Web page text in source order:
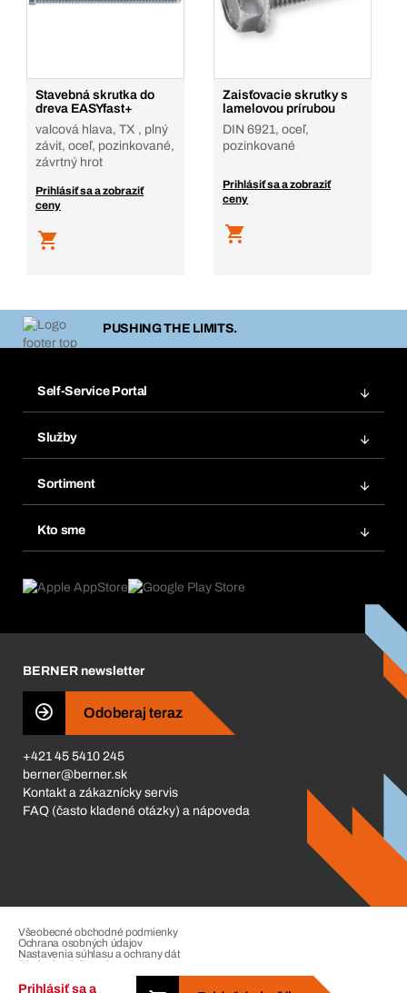
Prihlásiť sa a
Stavebná skrutka do
dreva EASYfast+
valcová hlava, TX , plný
závit, oceľ, pozinkované,
závrtný hrot
Prihlásiť sa a zobraziť
ceny
Zaisťovacie skrutky s
lamelovou prírubou
DIN 6921, oceľ,
pozinkované
Prihlásiť sa a zobraziť
ceny
PUSHING THE LIMITS.
Self-Service Portal
Obľúbené
Opakované objednávky
Predplatné
Služby
Chemická databáza
eProcurement
Produktový poradca
Sortiment
Kto sme
Čo nás poháňa
Business Conduct
BERNER newsletter
Odoberaj teraz
+421 45 5410 245
berner@berner.sk
Kontakt a zákaznícky servis
FAQ (často kladené otázky) a nápoveda
Všeobecné obchodné podmienky
Ochrana osobných údajov
Nastavenia súhlasu a ochrany dát
Riadenie sťažností